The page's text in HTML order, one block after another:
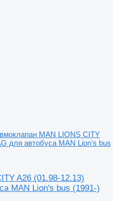
MAN LIONS CITY
для автобуса MAN Lion's bus
A26 (01.98-12.13)
MAN Lion's bus (1991-)